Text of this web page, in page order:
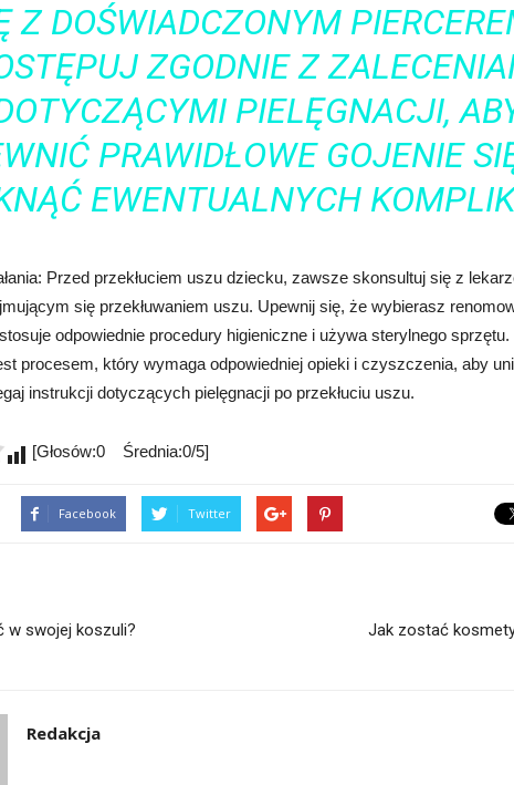
Z DOŚWIADCZONYM
ZGODNIE Z
PIELĘGNACJI,
PRAWIDŁOWE GOJENIE
EWENTUALNYCH
Przed przekłuciem uszu dziecku, zawsze skonsultuj się z
się przekłuwaniem uszu. Upewnij się, że wybierasz
odpowiednie procedury higieniczne i używa sterylnego
procesem, który wymaga odpowiedniej opieki i czyszczenia, aby
instrukcji dotyczących pielęgnacji po przekłuciu uszu.
[Głosów:0 Średnia:0/5]
Facebook Twitter
w swojej koszuli? Jak zostać
Redakcja